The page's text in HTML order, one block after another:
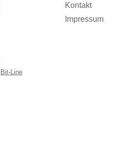
Kontakt
Impressum
Bit-Line